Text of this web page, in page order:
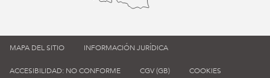
MAPA DEL SITIO INFORMACIÓN JURÍDICA
ACCESIBILIDAD: NO CONFORME CGV (GB) COOKIES